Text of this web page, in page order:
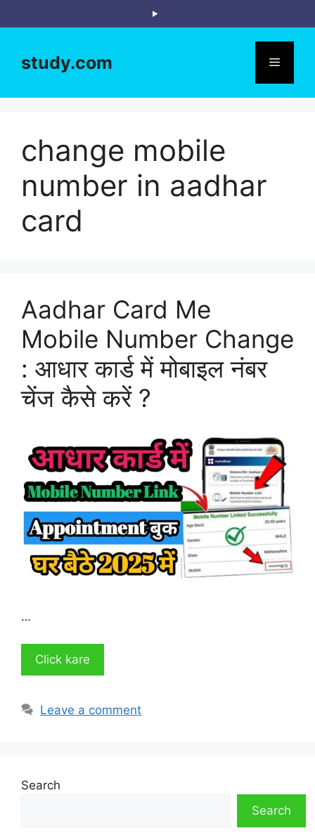
to
study.com Menu
change mobile
number in aadhar
card
Aadhar Card Me
Mobile Number Change
: आधार कार्ड में मोबाइल नंबर
चेंज कैसे करें ?
…
Click kare
Leave a comment
Search
Search